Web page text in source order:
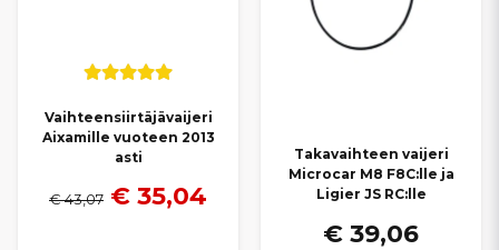
Vaihteensiirtäjävaijeri
Aixamille vuoteen 2013
asti
€ 43,07 € 35,04
Takavaihteen vaijeri
Microcar M8 F8C:lle ja
Ligier JS RC:lle
€ 39,06